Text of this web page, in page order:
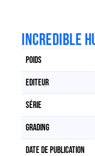
INCREDIBLE
Poids
Editeur
Série
Grading
Date de publication